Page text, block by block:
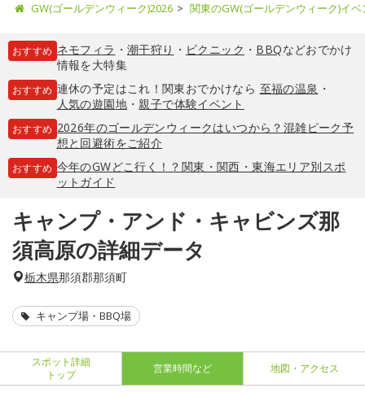
GW(ゴールデンウィーク)2026 関東のGW(ゴールデンウィーク)イ
おすすめ ネモフィラ ・ 潮干狩り ・ ピクニック ・ BBQなどおでかけ
情報を大特集
おすすめ 連休の予定はこれ！関東おでかけなら 至福の温泉 ・
人気の遊園地・親子で体験イベント
おすすめ 2026年のゴールデンウィークはいつから？混雑ピーク予
想と回避術をご紹介
おすすめ 今年のGWどこ行く！？関東・関西・東海エリア別スポ
ットガイド
キャンプ・アンド・キャビンズ那
須高原の詳細データ
栃木県那須郡那須町
キャンプ場・BBQ場
スポット詳細
トップ
営業時間など 地図・アクセス